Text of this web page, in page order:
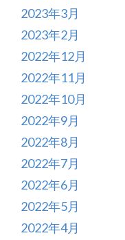
2023年3月
2023年2月
2022年12月
2022年11月
2022年10月
2022年9月
2022年8月
2022年7月
2022年6月
2022年5月
2022年4月